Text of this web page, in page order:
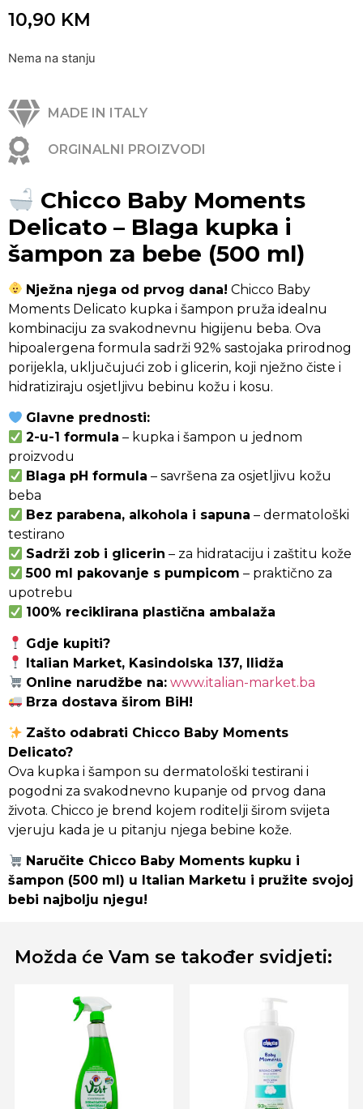
10,90 KM
Nema na stanju
MADE IN ITALY
ORGINALNI PROIZVODI
Chicco Baby Moments
Delicato – Blaga kupka i
šampon za bebe (500 ml)
Nježna njega od prvog dana! Chicco Baby
Moments Delicato kupka i šampon pruža idealnu
kombinaciju za svakodnevnu higijenu beba. Ova
hipoalergena formula sadrži 92% sastojaka prirodnog
porijekla, uključujući zob i glicerin, koji nježno čiste i
hidratiziraju osjetljivu bebinu kožu i kosu.
Glavne prednosti:
2-u-1 formula – kupka i šampon u jednom
proizvodu
Blaga pH formula – savršena za osjetljivu kožu
beba
Bez parabena, alkohola i sapuna – dermatološki
testirano
Sadrži zob i glicerin – za hidrataciju i zaštitu kože
500 ml pakovanje s pumpicom – praktično za
upotrebu
100% reciklirana plastična ambalaža
Gdje kupiti?
Italian Market, Kasindolska 137, Ilidža
Online narudžbe na: www.italian-market.ba
Brza dostava širom BiH!
Zašto odabrati Chicco Baby Moments
Delicato?
Ova kupka i šampon su dermatološki testirani i
pogodni za svakodnevno kupanje od prvog dana
života. Chicco je brend kojem roditelji širom svijeta
vjeruju kada je u pitanju njega bebine kože.
Naručite Chicco Baby Moments kupku i
šampon (500 ml) u Italian Marketu i pružite svojoj
bebi najbolju njegu!
Možda će Vam se također svidjeti: